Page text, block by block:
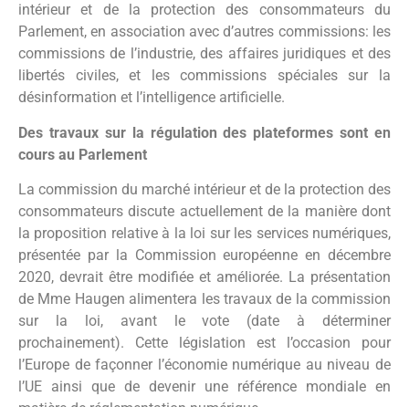
intérieur et de la protection des consommateurs du
Parlement, en association avec d’autres commissions: les
commissions de l’industrie, des affaires juridiques et des
libertés civiles, et les commissions spéciales sur la
désinformation et l’intelligence artificielle.
Des travaux sur la régulation des plateformes sont en
cours au Parlement
La commission du marché intérieur et de la protection des
consommateurs discute actuellement de la manière dont
la proposition relative à la loi sur les services numériques,
présentée par la Commission européenne en décembre
2020, devrait être modifiée et améliorée. La présentation
de Mme Haugen alimentera les travaux de la commission
sur la loi, avant le vote (date à déterminer
prochainement). Cette législation est l’occasion pour
l’Europe de façonner l’économie numérique au niveau de
l’UE ainsi que de devenir une référence mondiale en